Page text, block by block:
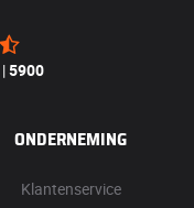
|5900
ONDERNEMING
Klantenservice